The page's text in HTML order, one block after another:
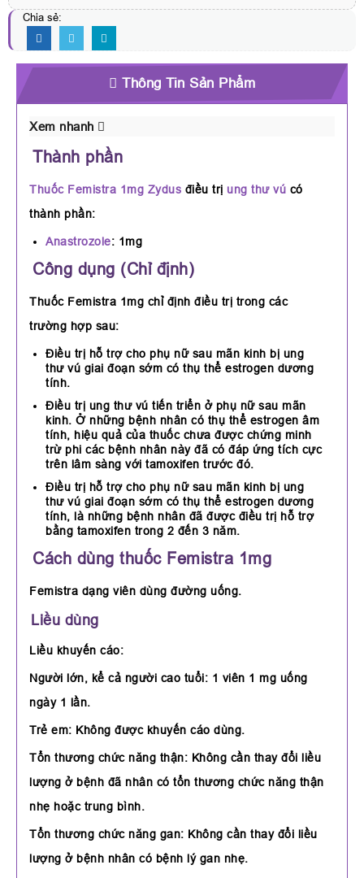
Chia sẻ:
Thông Tin Sản Phẩm
Xem nhanh
Thành phần
Thuốc Femistra 1mg Zydus điều trị ung thư vú có
thành phần:
Anastrozole: 1mg
Công dụng (Chỉ định)
Thuốc Femistra 1mg chỉ định điều trị trong các
trường hợp sau:
Điều trị hỗ trợ cho phụ nữ sau mãn kinh bị ung
thư vú giai đoạn sớm có thụ thể estrogen dương
tính.
Điều trị ung thư vú tiến triển ở phụ nữ sau mãn
kinh. Ở những bệnh nhân có thụ thể estrogen âm
tính, hiệu quả của thuốc chưa được chứng minh
trừ phi các bệnh nhân này đã có đáp ứng tích cực
trên lâm sàng với tamoxifen trước đó.
Điều trị hỗ trợ cho phụ nữ sau mãn kinh bị ung
thư vú giai đoạn sớm có thụ thể estrogen dương
tính, là những bệnh nhân đã được điều trị hỗ trợ
bằng tamoxifen trong 2 đến 3 năm.
Cách dùng thuốc Femistra 1mg
Femistra dạng viên dùng đường uống.
Liều dùng
Liều khuyến cáo:
Người lớn, kể cả người cao tuổi: 1 viên 1 mg uống
ngày 1 lần.
Trẻ em: Không được khuyến cáo dùng.
Tổn thương chức năng thận: Không cần thay đổi liều
lượng ở bệnh đã nhân có tổn thương chức năng thận
nhẹ hoặc trung bình.
Tổn thương chức năng gan: Không cần thay đổi liều
lượng ở bệnh nhân có bệnh lý gan nhẹ.